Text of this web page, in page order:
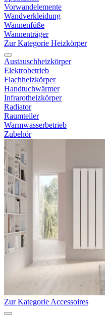
Vorwandelemente
Wandverkleidung
Wannenfüße
Wannenträger
Zur Kategorie Heizkörper
Austauschheizkörper
Elektrobetrieb
Flachheizkörper
Handtuchwärmer
Infrarotheizkörper
Radiator
Raumteiler
Warmwasserbetrieb
Zubehör
Zur Kategorie Accessoires